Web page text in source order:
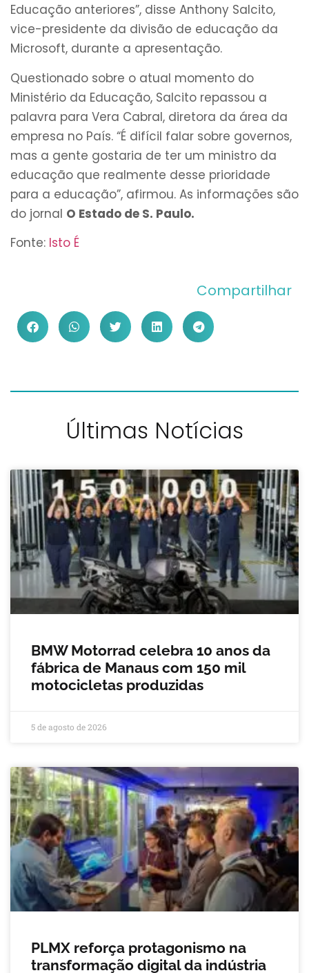
Educação anteriores”, disse Anthony Salcito,
vice-presidente da divisão de educação da
Microsoft, durante a apresentação.
Questionado sobre o atual momento do
Ministério da Educação, Salcito repassou a
palavra para Vera Cabral, diretora da área da
empresa no País. “É difícil falar sobre governos,
mas a gente gostaria de ter um ministro da
educação que realmente desse prioridade
para a educação”, afirmou. As informações são
do jornal O Estado de S. Paulo.
Fonte: Isto É
Compartilhar
Últimas Notícias
BMW Motorrad celebra 10 anos da
fábrica de Manaus com 150 mil
motocicletas produzidas
5 de agosto de 2026
PLMX reforça protagonismo na
transformação digital da indústria